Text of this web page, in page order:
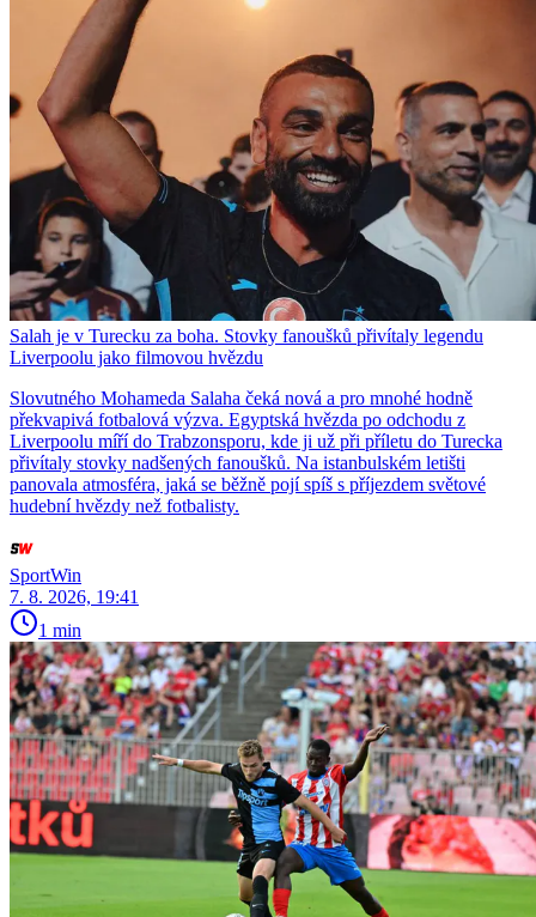
Salah je v Turecku za boha. Stovky fanoušků přivítaly legendu
Liverpoolu jako filmovou hvězdu
Slovutného Mohameda Salaha čeká nová a pro mnohé hodně
překvapivá fotbalová výzva. Egyptská hvězda po odchodu z
Liverpoolu míří do Trabzonsporu, kde ji už při příletu do Turecka
přivítaly stovky nadšených fanoušků. Na istanbulském letišti
panovala atmosféra, jaká se běžně pojí spíš s příjezdem světové
hudební hvězdy než fotbalisty.
SportWin
7. 8. 2026, 19:41
1 min